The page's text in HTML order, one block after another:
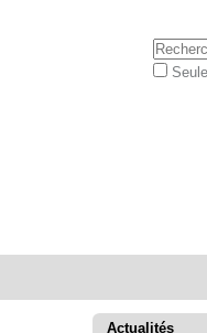
Actualités